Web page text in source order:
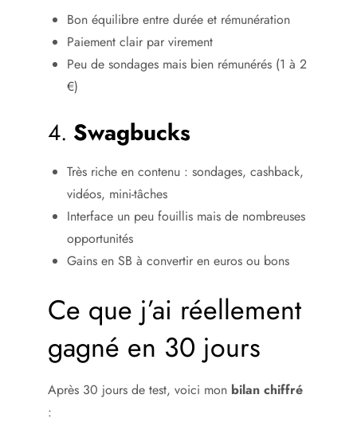
Bon équilibre entre durée et rémunération
Paiement clair par virement
Peu de sondages mais bien rémunérés (1 à 2
€)
4. Swagbucks
Très riche en contenu : sondages, cashback,
vidéos, mini-tâches
Interface un peu fouillis mais de nombreuses
opportunités
Gains en SB à convertir en euros ou bons
Ce que j’ai réellement
gagné en 30 jours
Après 30 jours de test, voici mon bilan chiffré
: